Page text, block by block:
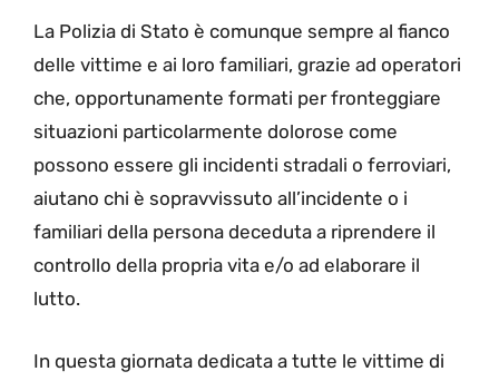
La Polizia di Stato è comunque sempre al fianco
delle vittime e ai loro familiari, grazie ad operatori
che, opportunamente formati per fronteggiare
situazioni particolarmente dolorose come
possono essere gli incidenti stradali o ferroviari,
aiutano chi è sopravvissuto all’incidente o i
familiari della persona deceduta a riprendere il
controllo della propria vita e/o ad elaborare il
lutto.
In questa giornata dedicata a tutte le vittime di